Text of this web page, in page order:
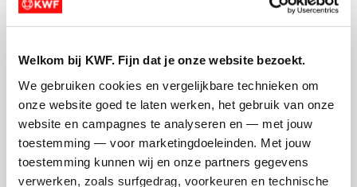
Welkom bij KWF. Fijn dat je onze website bezoekt.
We gebruiken cookies en vergelijkbare technieken om
onze website goed te laten werken, het gebruik van onze
website en campagnes te analyseren en — met jouw
toestemming — voor marketingdoeleinden. Met jouw
toestemming kunnen wij en onze partners gegevens
verwerken, zoals surfgedrag, voorkeuren en technische